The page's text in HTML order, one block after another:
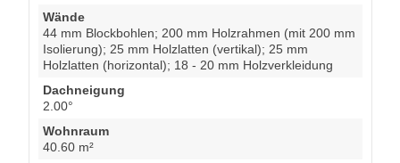
Wände
44 mm Blockbohlen; 200 mm Holzrahmen (mit 200 mm
Isolierung); 25 mm Holzlatten (vertikal); 25 mm
Holzlatten (horizontal); 18 - 20 mm Holzverkleidung
Dachneigung
2.00°
Wohnraum
40.60 m²